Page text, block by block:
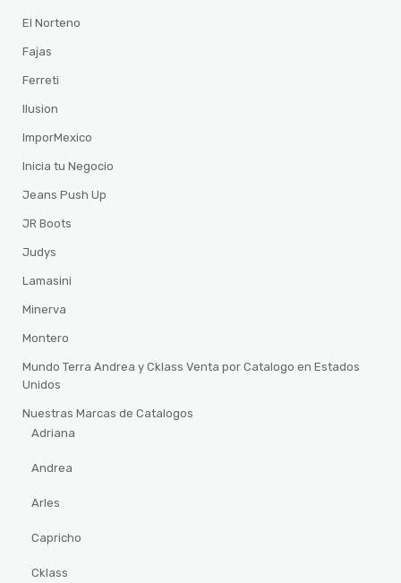
El Norteno
Fajas
Ferreti
Ilusion
ImporMexico
Inicia tu Negocio
Jeans Push Up
JR Boots
Judys
Lamasini
Minerva
Montero
Mundo Terra Andrea y Cklass Venta por Catalogo en Estados
Unidos
Nuestras Marcas de Catalogos
Adriana
Andrea
Arles
Capricho
Cklass